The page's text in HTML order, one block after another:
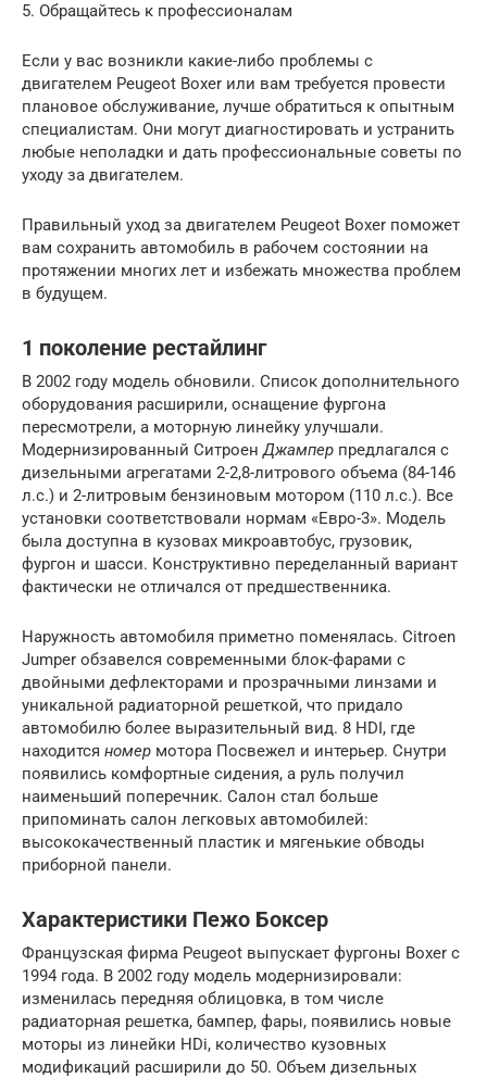
5. Обращайтесь к профессионалам
Если у вас возникли какие-либо проблемы с
двигателем Peugeot Boxer или вам требуется провести
плановое обслуживание, лучше обратиться к опытным
специалистам. Они могут диагностировать и устранить
любые неполадки и дать профессиональные советы по
уходу за двигателем.
Правильный уход за двигателем Peugeot Boxer поможет
вам сохранить автомобиль в рабочем состоянии на
протяжении многих лет и избежать множества проблем
в будущем.
1 поколение рестайлинг
В 2002 году модель обновили. Список дополнительного
оборудования расширили, оснащение фургона
пересмотрели, а моторную линейку улучшали.
Модернизированный СитроенДжампер предлагался с
дизельными агрегатами 2-2,8-литрового объема (84-146
л.с.) и 2-литровым бензиновым мотором (110 л.с.). Все
установки соответствовали нормам «Евро-3». Модель
была доступна в кузовах микроавтобус, грузовик,
фургон и шасси. Конструктивно переделанный вариант
фактически не отличался от предшественника.
Наружность автомобиля приметно поменялась. Citroen
Jumper обзавелся современными блок-фарами с
двойными дефлекторами и прозрачными линзами и
уникальной радиаторной решеткой, что придало
автомобилю более выразительный вид. 8 HDI, где
находится номер мотора Посвежел и интерьер. Снутри
появились комфортные сидения, а руль получил
наименьший поперечник. Салон стал больше
припоминать салон легковых автомобилей:
высококачественный пластик и мягенькие обводы
приборной панели.
Характеристики Пежо Боксер
Французская фирма Peugeot выпускает фургоны Boxer с
1994 года. В 2002 году модель модернизировали:
изменилась передняя облицовка, в том числе
радиаторная решетка, бампер, фары, появились новые
моторы из линейки HDi, количество кузовных
модификаций расширили до 50. Объем дизельных